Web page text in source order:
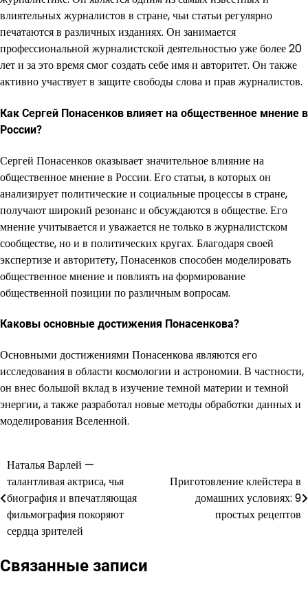
влиятельных журналистов в стране, чьи статьи регулярно
печатаются в различных изданиях. Он занимается
профессиональной журналистской деятельностью уже более 20
лет и за это время смог создать себе имя и авторитет. Он также
активно участвует в защите свободы слова и прав журналистов.
Как Сергей Понасенков влияет на общественное мнение в
России?
Сергей Понасенков оказывает значительное влияние на
общественное мнение в России. Его статьи, в которых он
анализирует политические и социальные процессы в стране,
получают широкий резонанс и обсуждаются в обществе. Его
мнение учитывается и уважается не только в журналистском
сообществе, но и в политических кругах. Благодаря своей
экспертизе и авторитету, Понасенков способен моделировать
общественное мнение и повлиять на формирование
общественной позиции по различным вопросам.
Каковы основные достижения Понасенкова?
Основными достижениями Понасенкова являются его
исследования в области космологии и астрономии. В частности,
он внес большой вклад в изучение темной материи и темной
энергии, а также разработал новые методы обработки данных и
моделирования Вселенной.
Навигация
по
записям
Наталья Варлей —
талантливая актриса, чья
биография и впечатляющая
фильмография покоряют
сердца зрителей
Приготовление клейстера в
домашних условиях: 9
простых рецептов
Связанные записи